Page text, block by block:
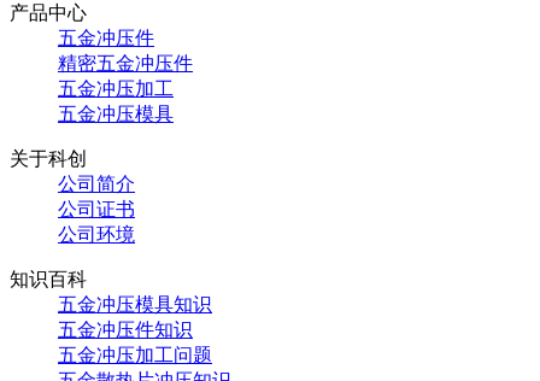
产品中心
五金冲压件
精密五金冲压件
五金冲压加工
五金冲压模具
关于科创
公司简介
公司证书
公司环境
知识百科
五金冲压模具知识
五金冲压件知识
五金冲压加工问题